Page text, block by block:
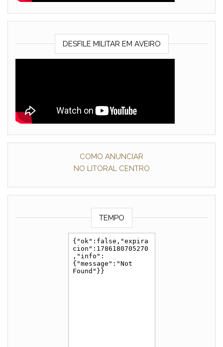
DESFILE MILITAR EM AVEIRO
COMO ANUNCIAR
NO LITORAL CENTRO
TEMPO